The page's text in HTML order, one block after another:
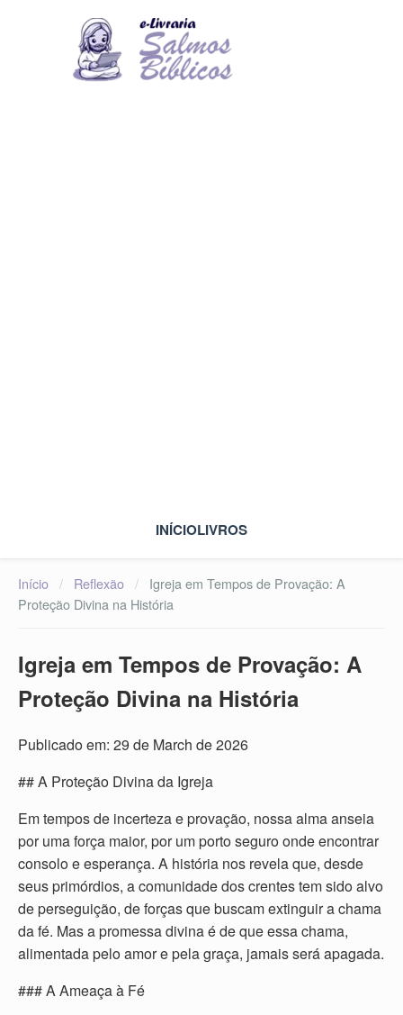
INÍCIOLIVROS
Início / Reflexão /
Igreja em Tempos de Provação: A
Proteção Divina na História
Igreja em Tempos de Provação: A
Proteção Divina na História
Publicado em: 29 de March de 2026
## A Proteção Divina da Igreja
Em tempos de incerteza e provação, nossa alma anseia
por uma força maior, por um porto seguro onde encontrar
consolo e esperança. A história nos revela que, desde
seus primórdios, a comunidade dos crentes tem sido alvo
de perseguição, de forças que buscam extinguir a chama
da fé. Mas a promessa divina é de que essa chama,
alimentada pelo amor e pela graça, jamais será apagada.
### A Ameaça à Fé